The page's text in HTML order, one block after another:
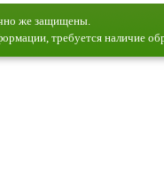
же защищены.
требуется наличие